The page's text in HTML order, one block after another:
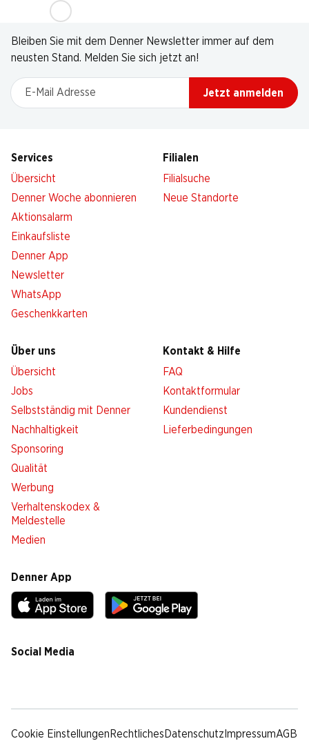
Newsletter
Bleiben Sie mit dem Denner Newsletter immer auf dem
neusten Stand. Melden Sie sich jetzt an!
E-Mail Adresse
Jetzt anmelden
Services
Übersicht
Denner Woche abonnieren
Aktionsalarm
Einkaufsliste
Denner App
Newsletter
WhatsApp
Geschenkkarten
Filialen
Filialsuche
Neue Standorte
Über uns
Übersicht
Jobs
Selbstständig mit Denner
Nachhaltigkeit
Sponsoring
Qualität
Werbung
Verhaltenskodex &
Meldestelle
Medien
Kontakt & Hilfe
FAQ
Kontaktformular
Kundendienst
Lieferbedingungen
Denner App
Social Media
Cookie Einstellungen Rechtliches Datenschutz ImpressumAGB